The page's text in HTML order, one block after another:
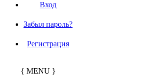
Вход
Забыл пароль?
Регистрация
{ MENU }